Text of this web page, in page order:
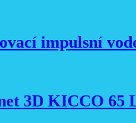
impulsní
3D KICCO 65